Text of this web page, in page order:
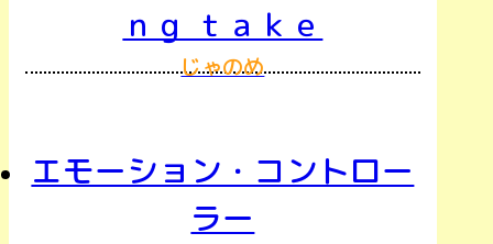
ｎｇ ｔａｋｅ
じゃのめ
エモーション・コントロー
ラー